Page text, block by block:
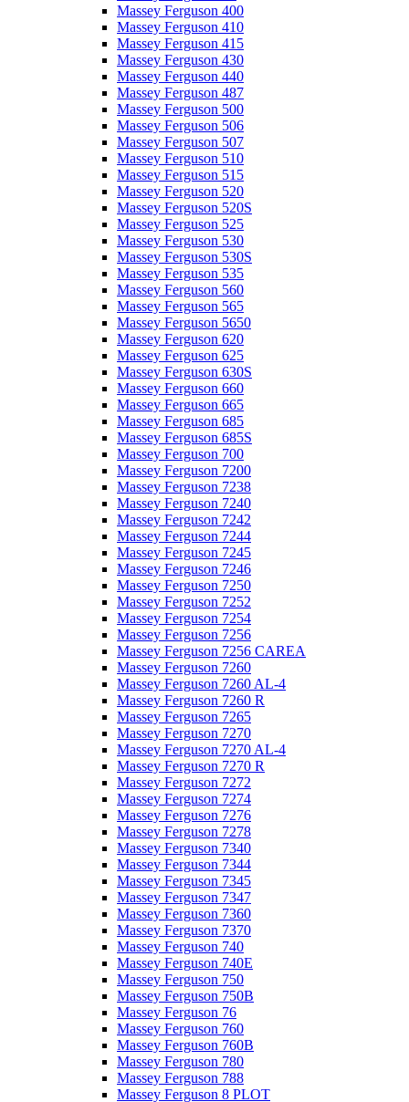
Massey Ferguson 400
Massey Ferguson 410
Massey Ferguson 415
Massey Ferguson 430
Massey Ferguson 440
Massey Ferguson 487
Massey Ferguson 500
Massey Ferguson 506
Massey Ferguson 507
Massey Ferguson 510
Massey Ferguson 515
Massey Ferguson 520
Massey Ferguson 520S
Massey Ferguson 525
Massey Ferguson 530
Massey Ferguson 530S
Massey Ferguson 535
Massey Ferguson 560
Massey Ferguson 565
Massey Ferguson 5650
Massey Ferguson 620
Massey Ferguson 625
Massey Ferguson 630S
Massey Ferguson 660
Massey Ferguson 665
Massey Ferguson 685
Massey Ferguson 685S
Massey Ferguson 700
Massey Ferguson 7200
Massey Ferguson 7238
Massey Ferguson 7240
Massey Ferguson 7242
Massey Ferguson 7244
Massey Ferguson 7245
Massey Ferguson 7246
Massey Ferguson 7250
Massey Ferguson 7252
Massey Ferguson 7254
Massey Ferguson 7256
Massey Ferguson 7256 CAREA
Massey Ferguson 7260
Massey Ferguson 7260 AL-4
Massey Ferguson 7260 R
Massey Ferguson 7265
Massey Ferguson 7270
Massey Ferguson 7270 AL-4
Massey Ferguson 7270 R
Massey Ferguson 7272
Massey Ferguson 7274
Massey Ferguson 7276
Massey Ferguson 7278
Massey Ferguson 7340
Massey Ferguson 7344
Massey Ferguson 7345
Massey Ferguson 7347
Massey Ferguson 7360
Massey Ferguson 7370
Massey Ferguson 740
Massey Ferguson 740E
Massey Ferguson 750
Massey Ferguson 750B
Massey Ferguson 76
Massey Ferguson 760
Massey Ferguson 760B
Massey Ferguson 780
Massey Ferguson 788
Massey Ferguson 8 PLOT